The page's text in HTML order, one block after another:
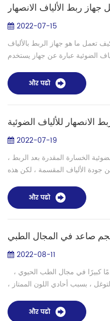
ربط الألياف الانصهار
2022-07-15
تعمل ما هو جهاز الربط بالألياف
الضوئية عبارة عن جهاز يستخدم
और पढो
2022-07-19
الخسارة المقدرة بعد الربط ،
جودة الألياف المقسمة ، لكن هذه
और पढो
2022-08-11
، بسبب أحادي اللون الممتاز ،
और पढो